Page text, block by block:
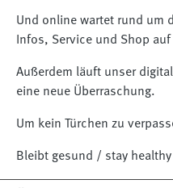
Und online wartet rund um
Infos, Service und Shop
Außerdem läuft unser
eine neue Überraschung.
Um kein Türchen zu
Bleibt gesund / stay healthy